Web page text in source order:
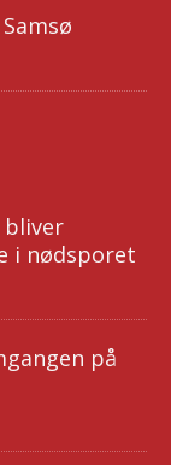
bliver
i nødsporet
på